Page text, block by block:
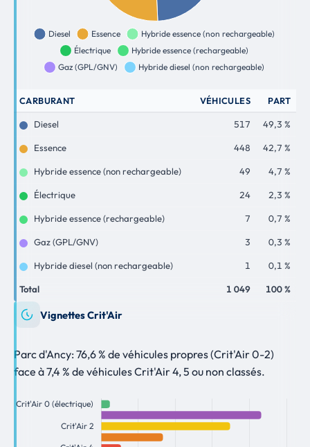
CARBURANT VÉHICULES PART
Diesel 517 49,3 %
Essence 448 42,7 %
Hybride essence (non rechargeable) 49 4,7 %
Électrique 24 2,3 %
Hybride essence (rechargeable) 7 0,7 %
Gaz (GPL/GNV) 3 0,3 %
Hybride diesel (non rechargeable) 1 0,1 %
Total 1 049 100 %
Vignettes Crit'Air
Parc d'Ancy: 76,6 % de véhicules propres (Crit'Air 0-2)
face à 7,4 % de véhicules Crit'Air 4, 5 ou non classés.